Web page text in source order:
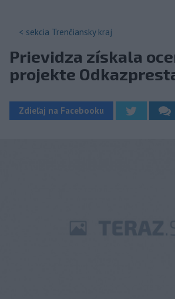
< sekcia Trenčiansky kraj
Prievidza získala
projekte
Zdieľaj na Facebooku